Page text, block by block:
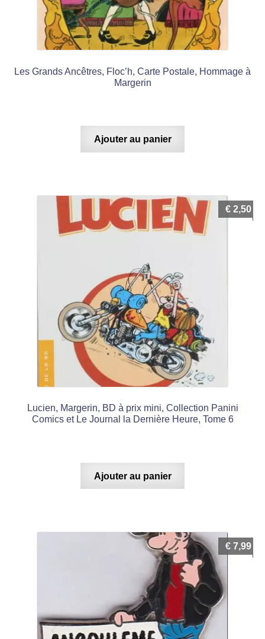
Les Grands Ancêtres, Floc’h, Carte Postale, Hommage à
Margerin
Ajouter au panier
Lucien, Margerin, BD à prix mini, Collection Panini
Comics et Le Journal la Dernière Heure, Tome 6
€ 2,50
Ajouter au panier
€ 7,99